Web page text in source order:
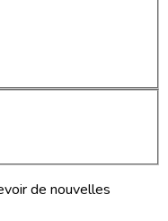
de nouvelles